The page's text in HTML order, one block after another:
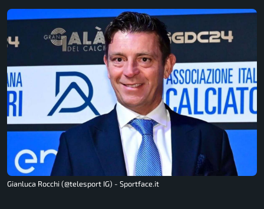
Gianluca Rocchi (@telesport IG) - Sportface.it